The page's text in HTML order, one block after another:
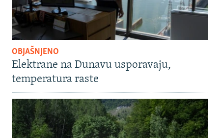
OBJAŠNJENO
Elektrane na Dunavu usporavaju,
temperatura raste